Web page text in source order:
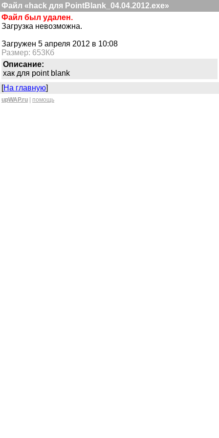
Файл «hack для PointBlank_04.04.2012.exe»
Файл был удален.
Загрузка невозможна.
Загружен 5 апреля 2012 в 10:08
Размер: 653Кб
Описание:
хак для point blank
[На главную]
upWAP.ru помощь